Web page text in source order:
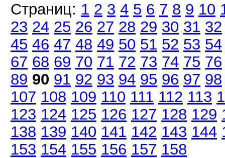
Страниц: 1 2 3 4 5 6 7 8 9 10
23 24 25 26 27 28 29 30 31 32
45 46 47 48 49 50 51 52 53 54
67 68 69 70 71 72 73 74 75 76
89 90 91 92 93 94 95 96 97 98
107 108 109 110 111 112 113
123 124 125 126 127 128 129
138 139 140 141 142 143 144
153 154 155 156 157 158